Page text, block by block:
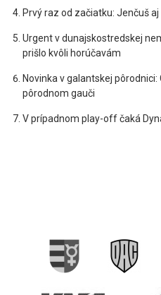
Prvý raz od začiatku: Jenčuš
Urgent v dunajskostredskej
prišlo kvôli horúčavám
Novinka v galantskej
pôrodnom gauči
V prípadnom play-off čaká